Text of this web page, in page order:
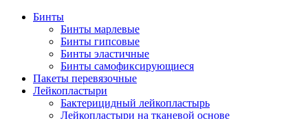
Бинты
Бинты марлевые
Бинты гипсовые
Бинты эластичные
Бинты самофиксирующиеся
Пакеты перевязочные
Лейкопластыри
Бактерицидный лейкопластырь
Лейкопластыри на тканевой основе